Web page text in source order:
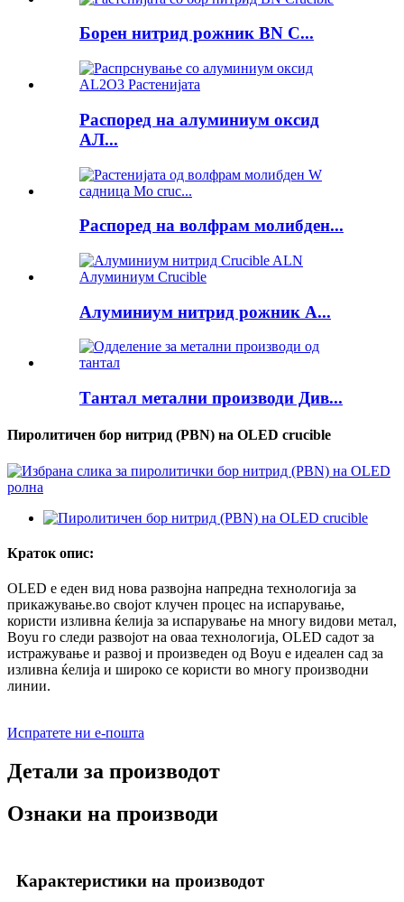
Борен нитрид рожник BN C...
Распоред на алуминиум оксид
АЛ...
Распоред на волфрам молибден...
Алуминиум нитрид рожник А...
Тантал метални производи Див...
Пиролитичен бор нитрид (PBN) на OLED crucible
Краток опис:
OLED е еден вид нова развојна напредна технологија за
прикажување.во својот клучен процес на испарување,
користи изливна ќелија за испарување на многу видови метал,
Boyu го следи развојот на оваа технологија, OLED садот за
истражување и развој и произведен од Boyu е идеален сад за
изливна ќелија и широко се користи во многу производни
линии.
Испратете ни е-пошта
Детали за производот
Ознаки на производи
Карактеристики на производот